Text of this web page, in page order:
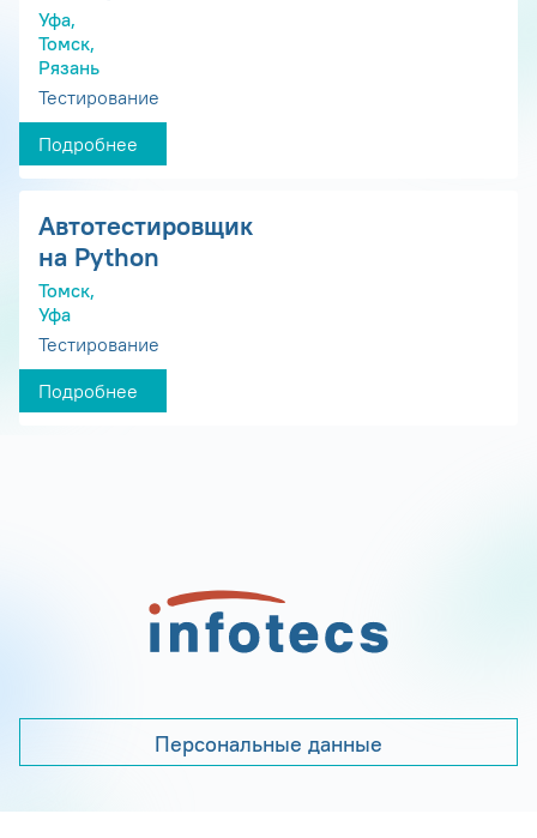
Уфа,
Томск,
Рязань
Тестирование
Подробнее
Автотестировщик
на Python
Томск,
Уфа
Тестирование
Подробнее
Персональные данные